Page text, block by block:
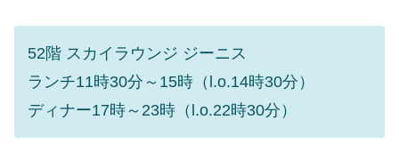
52階 スカイラウンジ ジーニス
ランチ11時30分～15時（l.o.14時30分）
ディナー17時～23時（l.o.22時30分）